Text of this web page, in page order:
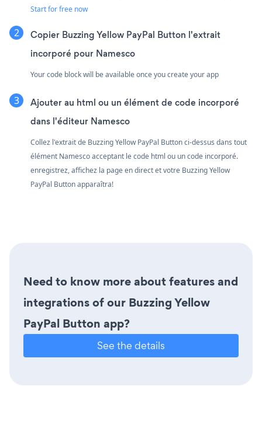
Start for free now
Copier Buzzing Yellow PayPal Button l'extrait
incorporé pour Namesco
Your code block will be available once you create your app
Ajouter au html ou un élément de code incorporé
dans l'éditeur Namesco
Collez l'extrait de Buzzing Yellow PayPal Button ci-dessus dans tout
élément Namesco acceptant le code html ou un code incorporé.
enregistrez, affichez la page en direct et votre Buzzing Yellow
PayPal Button apparaîtra!
Need to know more about features and
integrations of our Buzzing Yellow
PayPal Button app?
See the details